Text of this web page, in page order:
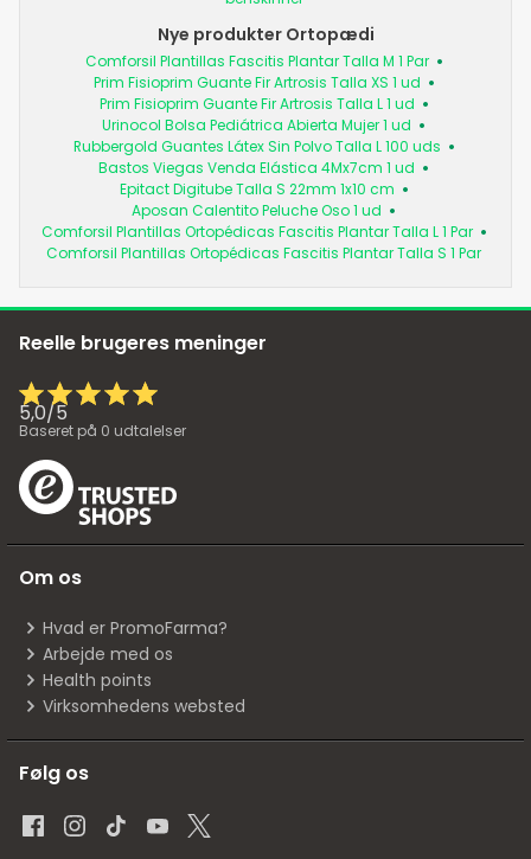
Nye produkter Ortopædi
Comforsil Plantillas Fascitis Plantar Talla M 1 Par
Prim Fisioprim Guante Fir Artrosis Talla XS 1 ud
Prim Fisioprim Guante Fir Artrosis Talla L 1 ud
Urinocol Bolsa Pediátrica Abierta Mujer 1 ud
Rubbergold Guantes Látex Sin Polvo Talla L 100 uds
Bastos Viegas Venda Elástica 4Mx7cm 1 ud
Epitact Digitube Talla S 22mm 1x10 cm
Aposan Calentito Peluche Oso 1 ud
Comforsil Plantillas Ortopédicas Fascitis Plantar Talla L 1 Par
Comforsil Plantillas Ortopédicas Fascitis Plantar Talla S 1 Par
Reelle brugeres meninger
5,0/5
Baseret på 0 udtalelser
Om os
Hvad er PromoFarma?
Arbejde med os
Health points
Virksomhedens websted
Følg os